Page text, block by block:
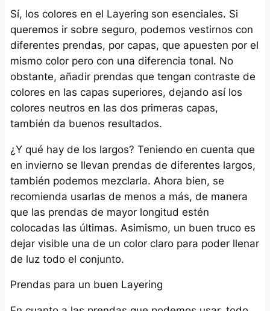
Sí, los colores en el Layering son esenciales. Si
queremos ir sobre seguro, podemos vestirnos con
diferentes prendas, por capas, que apuesten por el
mismo color pero con una diferencia tonal. No
obstante, añadir prendas que tengan contraste de
colores en las capas superiores, dejando así los
colores neutros en las dos primeras capas,
también da buenos resultados.
¿Y qué hay de los largos? Teniendo en cuenta que
en invierno se llevan prendas de diferentes largos,
también podemos mezclarla. Ahora bien, se
recomienda usarlas de menos a más, de manera
que las prendas de mayor longitud estén
colocadas las últimas. Asimismo, un buen truco es
dejar visible una de un color claro para poder llenar
de luz todo el conjunto.
Prendas para un buen Layering